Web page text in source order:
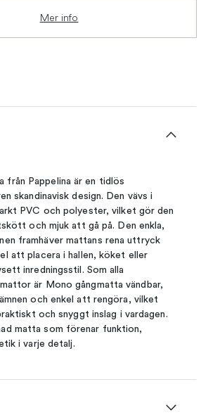
Mer info
från Pappelina är en tidlös
skandinavisk design. Den vävs i
PVC och polyester, vilket gör den
och mjuk att gå på. Den enkla,
framhäver mattans rena uttryck
att placera i hallen, köket eller
inredningsstil. Som alla
är Mono gångmatta vändbar,
och enkel att rengöra, vilket
och snyggt inslag i vardagen.
matta som förenar funktion,
i varje detalj.